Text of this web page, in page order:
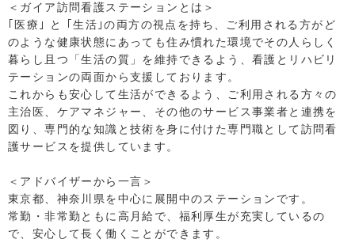
＜ガイア訪問看護ステーションとは＞
｢医療｣ と ｢生活｣の両方の視点を持ち、ご利用される方がど
のような健康状態にあっても住み慣れた環境でその人らしく
暮らし且つ「生活の質」を維持できるよう、看護とリハビリ
テーションの両面から支援しております。
これからも安心して生活ができるよう、ご利用される方々の
主治医、ケアマネジャー、その他のサービス事業者と連携を
図り、専門的な知識と技術を身に付けた専門職として訪問看
護サービスを提供しています。
＜アドバイザーから一言＞
東京都、神奈川県を中心に展開中のステーションです。
常勤・非常勤ともに高月給で、福利厚生が充実しているの
で、安心して長く働くことができます。